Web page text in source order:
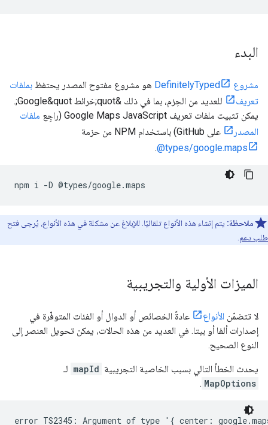
البدء
مشروع DefinitelyTyped هو مشروع مفتوح المصدر يحتفظ بملفات
تعريف
للعديد من الحِزم، بما في ذلك &quot;خرائط Google&quot;.
يمكن تثبيت ملفات تعريف Google Maps JavaScript (راجِع
ملفات
المصدر
على GitHub) باستخدام NPM من حزمة
‎@types/google.maps
.
npm i -D @types/google.maps
ملاحظة: يتم إنشاء هذه الأنواع تلقائيًا. للإبلاغ عن مشكلة في هذه الأنواع، يُرجى فتح
طلب دعم.
الميزات الأولية والتجريبية
لا تتضمّن الأنواع
عادةً الخصائص أو الدوال أو الفئات المتوفّرة في
إصدارات ألفا أو بيتا. في العديد من هذه الحالات، يمكن تحويل العنصر إلى
النوع الصحيح.
يحدث الخطأ التالي بسبب الخاصية التجريبية mapId لـ
MapOptions
.
error TS2345: Argument of type '{ center: